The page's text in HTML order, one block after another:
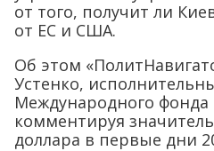
от того, получит ли
от ЕС и США.
Об этом
Устенко,
Международного фонда
комментируя
доллара в первые дни